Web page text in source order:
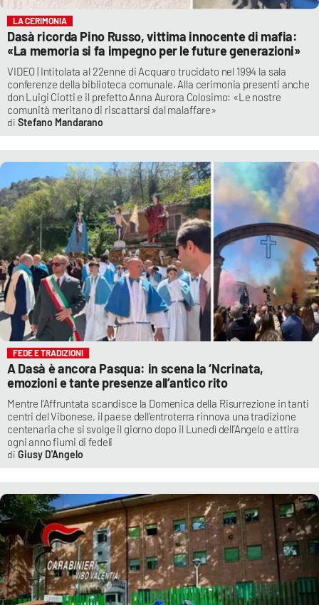
LA CERIMONIA
Dasà ricorda Pino Russo, vittima innocente di mafia:
«La memoria si fa impegno per le future generazioni»
VIDEO | Intitolata al 22enne di Acquaro trucidato nel 1994 la sala
conferenze della biblioteca comunale. Alla cerimonia presenti anche
don Luigi Ciotti e il prefetto Anna Aurora Colosimo: «Le nostre
comunità meritano di riscattarsi dal malaffare»
Stefano Mandarano
FEDE E TRADIZIONI
A Dasà è ancora Pasqua: in scena la ‘Ncrinata,
emozioni e tante presenze all’antico rito
Mentre l’Affruntata scandisce la Domenica della Risurrezione in tanti
centri del Vibonese, il paese dell’entroterra rinnova una tradizione
centenaria che si svolge il giorno dopo il Lunedì dell’Angelo e attira
ogni anno fiumi di fedeli
Giusy D'Angelo